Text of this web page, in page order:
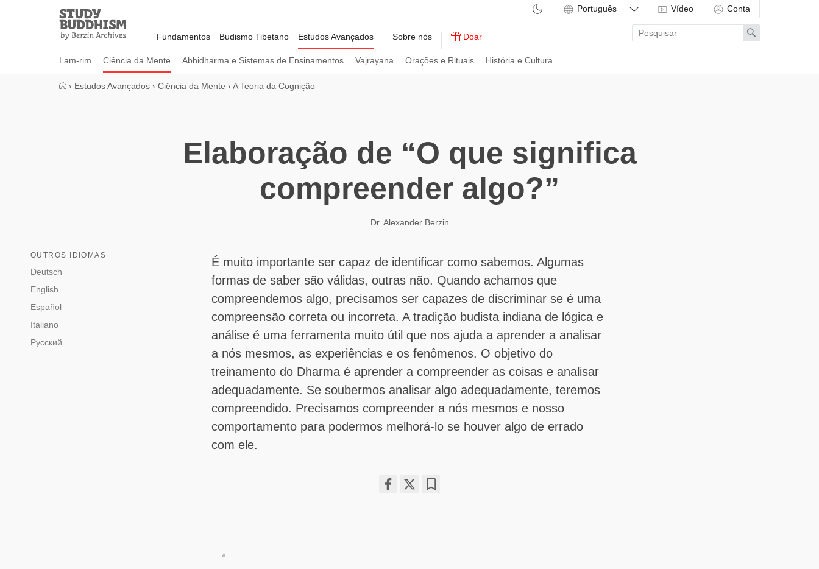
Study
Buddhism
Home
Fundamentos Budismo Tibetano Estudos Avançados
Lam-rim Ciência da Mente Abhidharma e Sistemas de Ensinamentos Vajrayana Orações e Rituais História e Cultura
Sobre nós Doar
Vídeo Conta
Enter
search
term
Search
› Estudos Avançados › Ciência da Mente › A Teoria da Cognição
Elaboração de “O que significa
compreender algo?”
Dr. Alexander Berzin
OUTROS IDIOMAS
Deutsch
English
Español
Italiano
Русский
É muito importante ser capaz de identificar como sabemos. Algumas
formas de saber são válidas, outras não. Quando achamos que
compreendemos algo, precisamos ser capazes de discriminar se é uma
compreensão correta ou incorreta. A tradição budista indiana de lógica e
análise é uma ferramenta muito útil que nos ajuda a aprender a analisar
a nós mesmos, as experiências e os fenômenos. O objetivo do
treinamento do Dharma é aprender a compreender as coisas e analisar
adequadamente. Se soubermos analisar algo adequadamente, teremos
compreendido. Precisamos compreender a nós mesmos e nosso
comportamento para podermos melhorá-lo se houver algo de errado
com ele.